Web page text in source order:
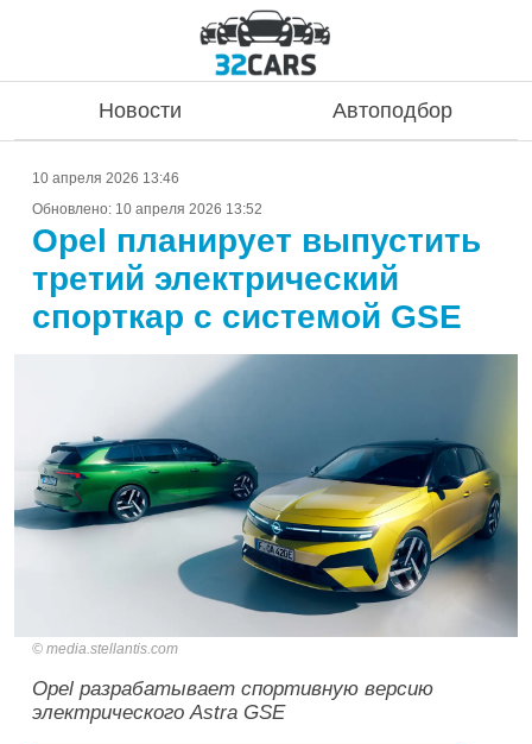
Новости Автоподбор
10 апреля 2026 13:46
Обновлено: 10 апреля 2026 13:52
Opel планирует выпустить
третий электрический
спорткар с системой GSE
media.stellantis.com
Opel разрабатывает спортивную версию
электрического Astra GSE